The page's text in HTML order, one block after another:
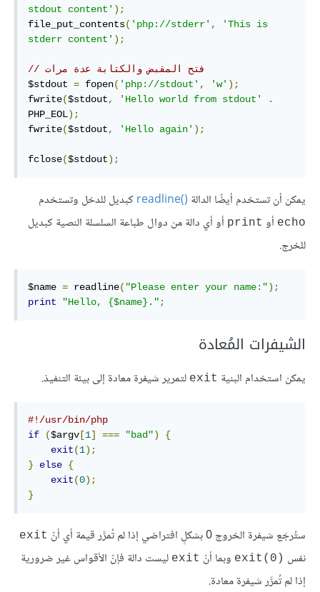
stdout content' );
file_put_contents( 'php://stderr' ,
'This is
stderr content' );
// فتح المقبض والكتابة عدة مرات
$stdout = fopen( 'php://stdout' , 'w' );
fwrite($stdout, 'Hello world from stdout'
.
PHP_EOL);
fwrite($stdout, 'Hello again' );
fclose($stdout);
يمكن أن تستخدم أيضًا الدالة readline()‎كبديل للدخل وتستخدم
echo أو print أو أي دالة من دوال طباعة السلسلة النصية كبديل
للخرج.
$name = readline( "Please enter your name:");
print
"Hello, {$name}.";
الشيفرات المُعادة
يمكن استخدام البنية exit لتمرير شيفرة معادة إلى بيئة التنفيذ.
#!/usr/bin/php
if
($argv [1] === "bad")
{
exit(1);
}
else {
exit(0);
}
ستُرجَع شيفرة الخروج 0 بشكلٍ افتراضي إذا لم تُمرَّر قيمة أي أنّ exit
نفس exit(0)‎ وبما أنّ exit ليست دالة فإنّ الأقواس غير ضرورية
إذا لم تُمرَّر شيفرة معادة.